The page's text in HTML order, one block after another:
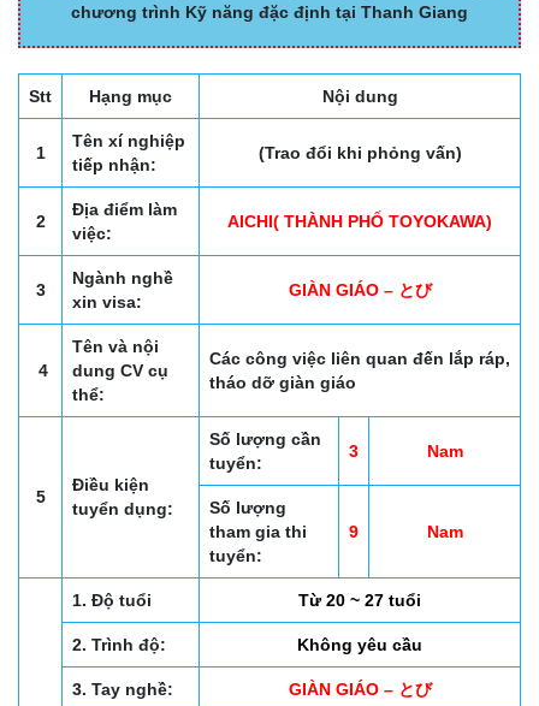
chương trình Kỹ năng đặc định tại Thanh Giang
Stt Hạng mục Nội dung
1
Tên xí nghiệp
tiếp nhận:
(Trao đổi khi phỏng vấn)
2
Địa điểm làm
việc:
AICHI( THÀNH PHỐ TOYOKAWA)
3
Ngành nghề
xin visa:
GIÀN GIÁO – とび
4
Tên và nội
dung CV cụ
thể:
Các công việc liên quan đến lắp ráp,
tháo dỡ giàn giáo
5
Điều kiện
tuyển dụng:
Số lượng cần
tuyển:
3 Nam
Số lượng
tham gia thi
tuyển:
9 Nam
1. Độ tuổi Từ 20 ~ 27 tuổi
2. Trình độ: Không yêu cầu
3. Tay nghề: GIÀN GIÁO – とび